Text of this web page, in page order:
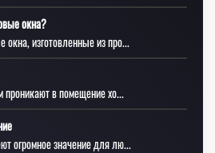
окна?
изготовленные из про...
в помещение хо...
огромное значение для лю...